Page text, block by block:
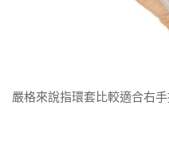
嚴格來說指環套比較適合右